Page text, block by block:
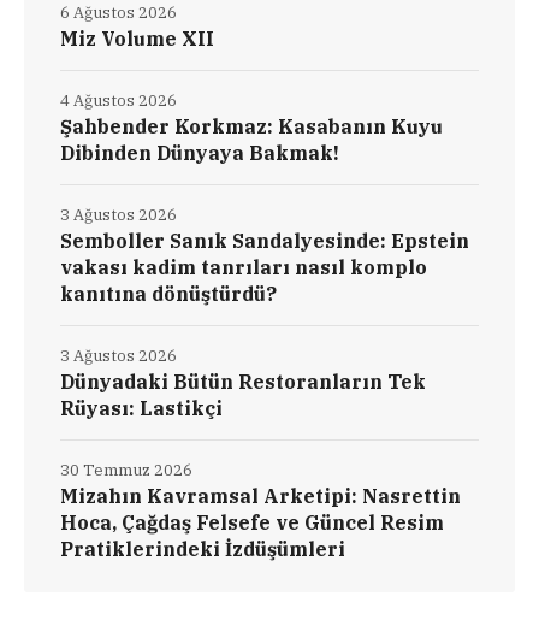
Miz Volume XII
6 Ağustos 2026
Şahbender Korkmaz: Kasabanın Kuyu
Dibinden Dünyaya Bakmak!
4 Ağustos 2026
Semboller Sanık Sandalyesinde: Epstein
vakası kadim tanrıları nasıl komplo
kanıtına dönüştürdü?
3 Ağustos 2026
Dünyadaki Bütün Restoranların Tek
Rüyası: Lastikçi
3 Ağustos 2026
Mizahın Kavramsal Arketipi: Nasrettin
Hoca, Çağdaş Felsefe ve Güncel Resim
Pratiklerindeki İzdüşümleri
30 Temmuz 2026